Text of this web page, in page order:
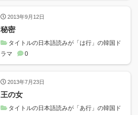
2013年9月12日
秘密
タイトルの日本語読みが「は行」の韓国ド
ラマ
0
2013年7月23日
王の女
タイトルの日本語読みが「あ行」の韓国ド